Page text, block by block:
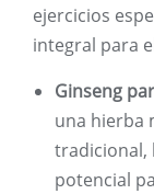
ejercicios
integral para
Ginseng
una hierba
tradicional,
potencial